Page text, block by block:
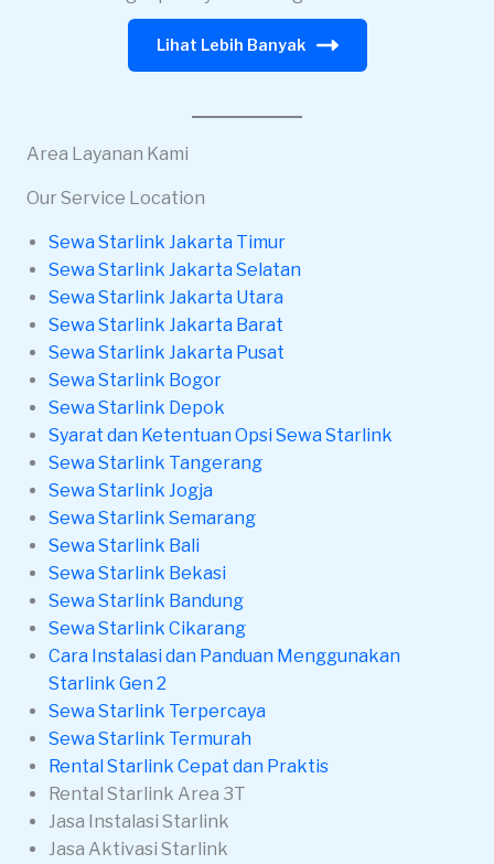
Lihat Lebih Banyak
Area Layanan Kami
Our Service Location
Sewa Starlink Jakarta Timur
Sewa Starlink Jakarta Selatan
Sewa Starlink Jakarta Utara
Sewa Starlink Jakarta Barat
Sewa Starlink Jakarta Pusat
Sewa Starlink Bogor
Sewa Starlink Depok
Syarat dan Ketentuan Opsi Sewa Starlink
Sewa Starlink Tangerang
Sewa Starlink Jogja
Sewa Starlink Semarang
Sewa Starlink Bali
Sewa Starlink Bekasi
Sewa Starlink Bandung
Sewa Starlink Cikarang
Cara Instalasi dan Panduan Menggunakan
Starlink Gen 2
Sewa Starlink Terpercaya
Sewa Starlink Termurah
Rental Starlink Cepat dan Praktis
Rental Starlink Area 3T
Jasa Instalasi Starlink
Jasa Aktivasi Starlink